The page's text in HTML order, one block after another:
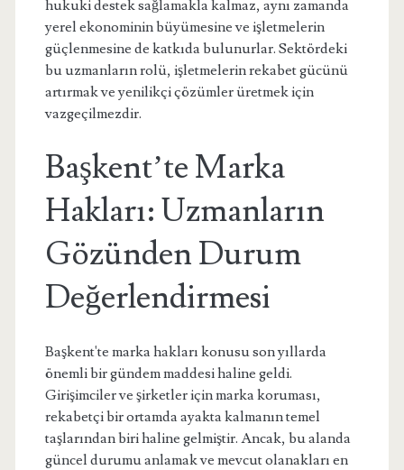
hukuki destek sağlamakla kalmaz, aynı zamanda
yerel ekonominin büyümesine ve işletmelerin
güçlenmesine de katkıda bulunurlar. Sektördeki
bu uzmanların rolü, işletmelerin rekabet gücünü
artırmak ve yenilikçi çözümler üretmek için
vazgeçilmezdir.
Başkent’te Marka
Hakları: Uzmanların
Gözünden Durum
Değerlendirmesi
Başkent'te marka hakları konusu son yıllarda
önemli bir gündem maddesi haline geldi.
Girişimciler ve şirketler için marka koruması,
rekabetçi bir ortamda ayakta kalmanın temel
taşlarından biri haline gelmiştir. Ancak, bu alanda
güncel durumu anlamak ve mevcut olanakları en